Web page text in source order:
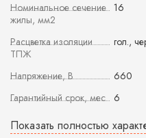
Номинальное сечение
жилы, мм2
16
Расцветка изоляции
ТПЖ
гол.,
Напряжение, В
660
Гарантийный срок, мес
6
Показать полностью